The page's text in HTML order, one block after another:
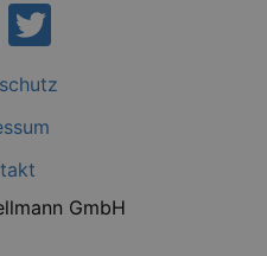
GmbH
OneTrust LLC
.reservix.de